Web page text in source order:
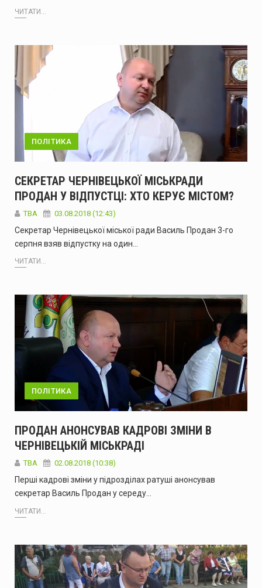
ЧИТАТИ...
ПОЛІТИКА
СЕКРЕТАР ЧЕРНІВЕЦЬКОЇ МІСЬКРАДИ
ПРОДАН У ВІДПУСТЦІ: ХТО КЕРУЄ МІСТОМ?
TBA 03.08.2018 (12:43)
Секретар Чернівецької міської ради Василь Продан 3-го
серпня взяв відпустку на один…
ЧИТАТИ...
ПОЛІТИКА
ПРОДАН АНОНСУВАВ КАДРОВІ ЗМІНИ В
ЧЕРНІВЕЦЬКІЙ МІСЬКРАДІ
TBA 02.08.2018 (10:38)
Перші кадрові зміни у підрозділах ратуші анонсував
секретар Василь Продан у середу…
ЧИТАТИ...